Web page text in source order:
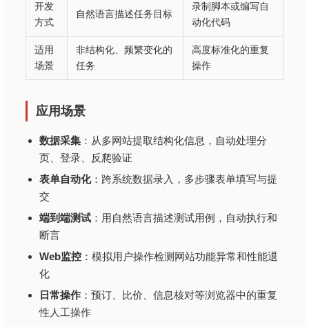
开发
方式
自然语言描述任务目标
录制脚本或编写自
动化代码
适用
场景
非结构化、频繁变化的
任务
高度标准化的重复
操作
应用场景
数据采集 ：从多网站提取结构化信息，自动处理分
页、登录、反爬验证
表单自动化：跨系统数据录入，多步骤表单填写与提
交
端到端测试 ：用自然语言描述测试用例，自动执行和
断言
Web监控 ：模拟用户操作检测网站功能异常和性能退
化
日常操作 ：预订、比价、信息核对等浏览器中的重复
性人工操作